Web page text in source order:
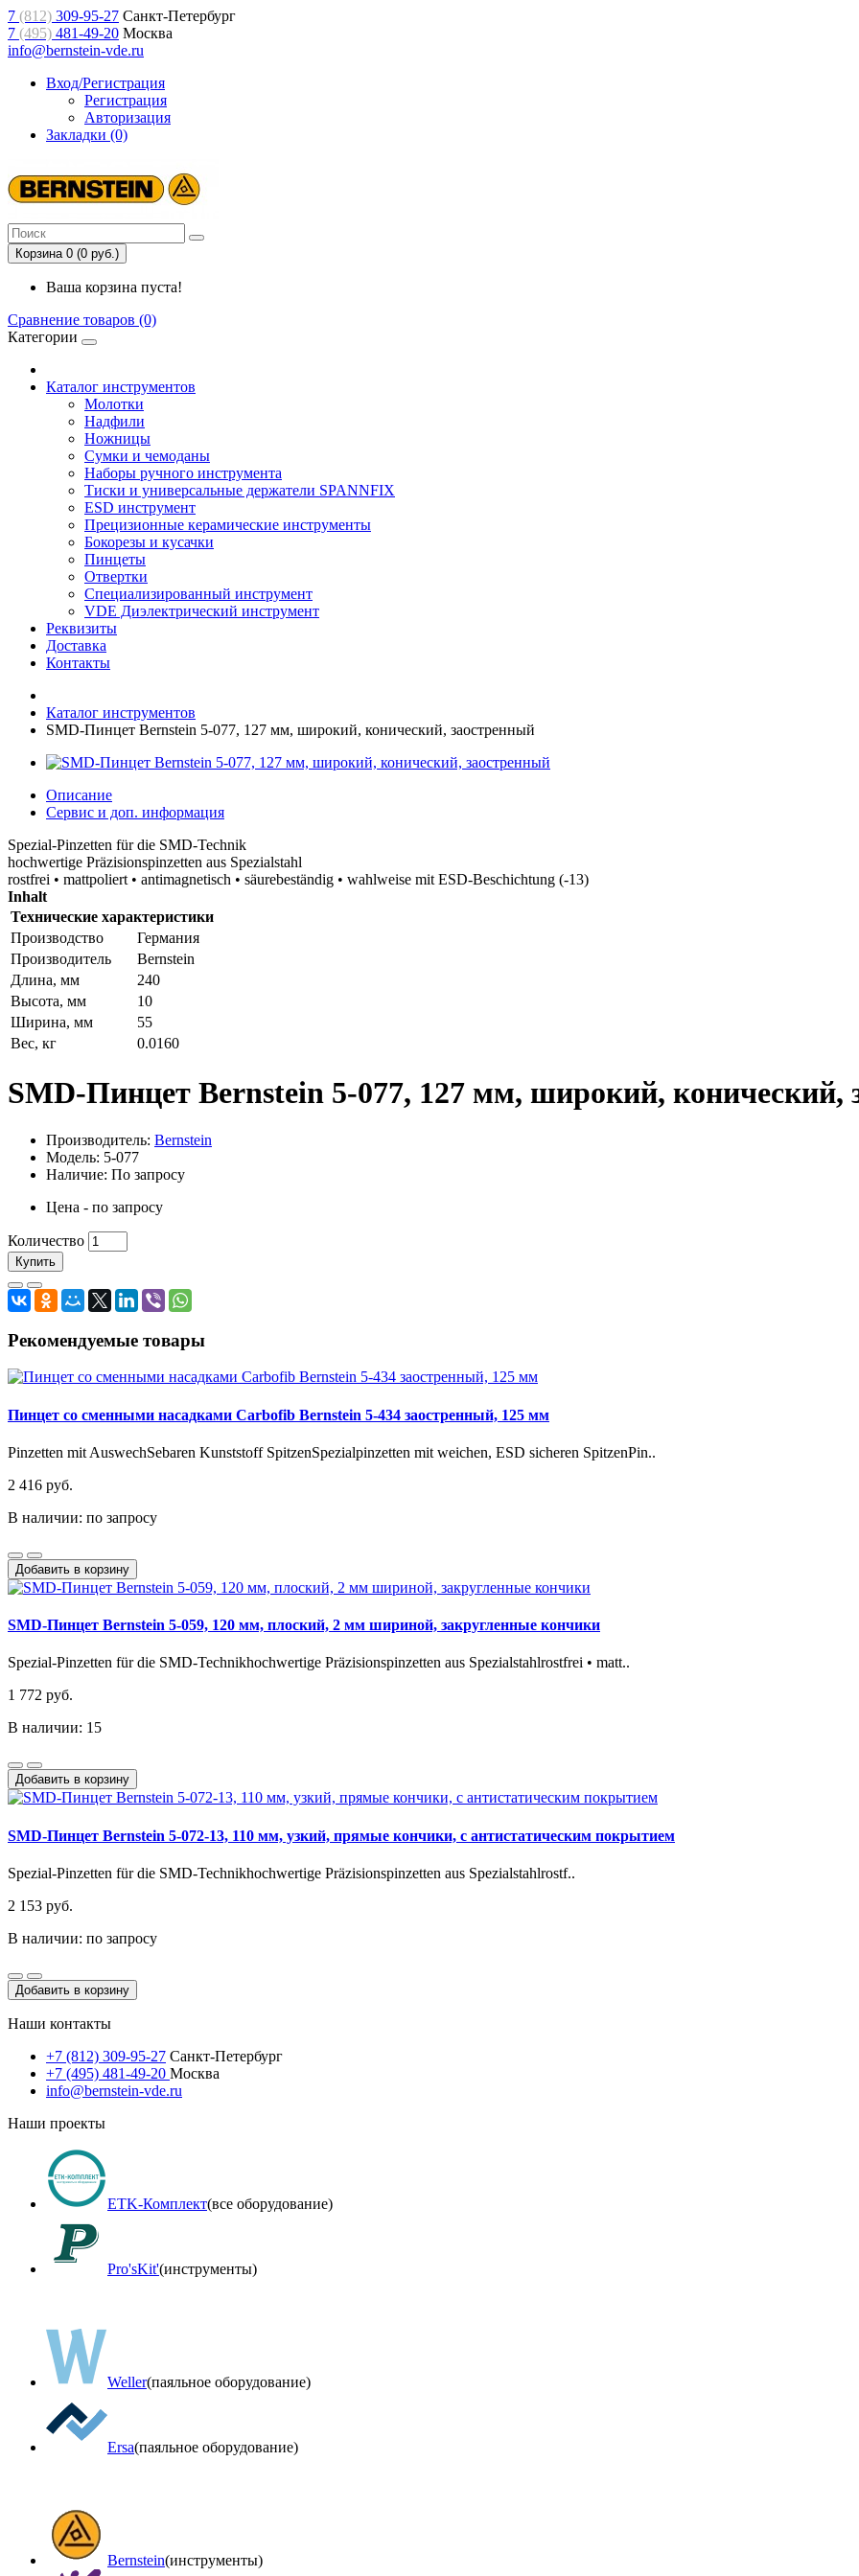
7 (812) 309-95-27 Санкт-Петербург
7 (495) 481-49-20 Москва
info@bernstein-vde.ru
Вход/Регистрация
Регистрация
Авторизация
Закладки (0)
Корзина 0 (0 руб.)
Ваша корзина пуста!
Сравнение товаров (0)
Категории
Каталог инструментов
Молотки
Надфили
Ножницы
Сумки и чемоданы
Наборы ручного инструмента
Тиски и универсальные держатели SPANNFIX
ESD инструмент
Прецизионные керамические инструменты
Бокорезы и кусачки
Пинцеты
Отвертки
Специализированный инструмент
VDE Диэлектрический инструмент
Реквизиты
Доставка
Контакты
Каталог инструментов
SMD-Пинцет Bernstein 5-077, 127 мм, широкий, конический, заостренный
Описание
Сервис и доп. информация
Spezial-Pinzetten für die SMD-Technik
hochwertige Präzisionspinzetten aus Spezialstahl
rostfrei • mattpoliert • antimagnetisch • säurebeständig • wahlweise mit ESD-Beschichtung (-13)
Inhalt
Технические характеристики
Производство
Германия
Производитель
Bernstein
Длина, мм
240
Высота, мм
10
Ширина, мм
55
Вес, кг
0.0160
SMD-Пинцет Bernstein 5-077, 127 мм, широкий, конический,
Производитель: Bernstein
Модель: 5-077
Наличие: По запросу
Цена - по запросу
Количество
Купить
Рекомендуемые товары
Пинцет со сменными насадками Carbofib Bernstein 5-434 заостренный, 125 мм
Pinzetten mit AuswechSebaren Kunststoff SpitzenSpezialpinzetten mit weichen, ESD sicheren SpitzenPin..
2 416 руб.
В наличии: по запросу
Добавить в корзину
SMD-Пинцет Bernstein 5-059, 120 мм, плоский, 2 мм шириной, закругленные кончики
Spezial-Pinzetten für die SMD-Technikhochwertige Präzisionspinzetten aus Spezialstahlrostfrei • matt..
1 772 руб.
В наличии: 15
Добавить в корзину
SMD-Пинцет Bernstein 5-072-13, 110 мм, узкий, прямые кончики, с антистатическим покрытием
Spezial-Pinzetten für die SMD-Technikhochwertige Präzisionspinzetten aus Spezialstahlrostf..
2 153 руб.
В наличии: по запросу
Добавить в корзину
Наши контакты
+7 (812) 309-95-27 Санкт-Петербург
+7 (495) 481-49-20 Москва
info@bernstein-vde.ru
Наши проекты
ETK-Комплект(все оборудование)
Pro'sKit'(инструменты)
Weller(паяльное оборудование)
Ersa(паяльное оборудование)
Bernstein(инструменты)